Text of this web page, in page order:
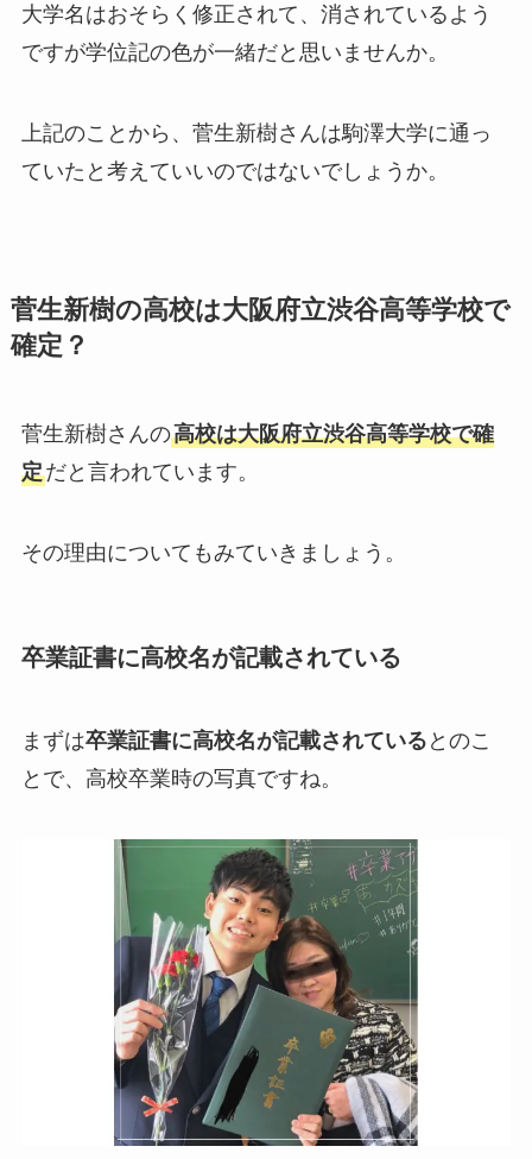
大学名はおそらく修正されて、消されているよう
ですが学位記の色が一緒だと思いませんか。
上記のことから、菅生新樹さんは駒澤大学に通っ
ていたと考えていいのではないでしょうか。
菅生新樹の高校は大阪府立渋谷高等学校で
確定？
菅生新樹さんの高校は大阪府立渋谷高等学校で確
定だと言われています。
その理由についてもみていきましょう。
卒業証書に高校名が記載されている
まずは卒業証書に高校名が記載されている とのこ
とで、高校卒業時の写真ですね。